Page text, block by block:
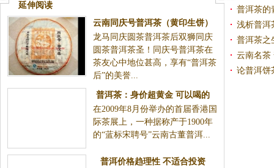
延伸阅读
云南同庆号普洱茶（黄印生饼）
龙马同庆圆茶普洱茶后双狮同庆
圆茶普洱茶圣！同庆号普洱茶在
茶友心中地位甚高，享有“普洱茶
后”的美誉...
普洱茶：身价超黄金 可以喝的
古董
在2009年8月份举办的首届香港国
际茶展上，一种据称产于1900年
的“蓝标宋聘号”云南古董普洱...
普洱价格趋理性 不适合投资
普洱茶的
浅析普洱
普洱茶之
云南名茶
论普洱饼